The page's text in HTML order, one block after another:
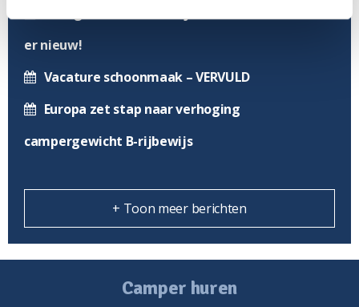
er nieuw!
Vacature schoonmaak – VERVULD
Europa zet stap naar verhoging
campergewicht B-rijbewijs
+ Toon meer berichten
Camper huren